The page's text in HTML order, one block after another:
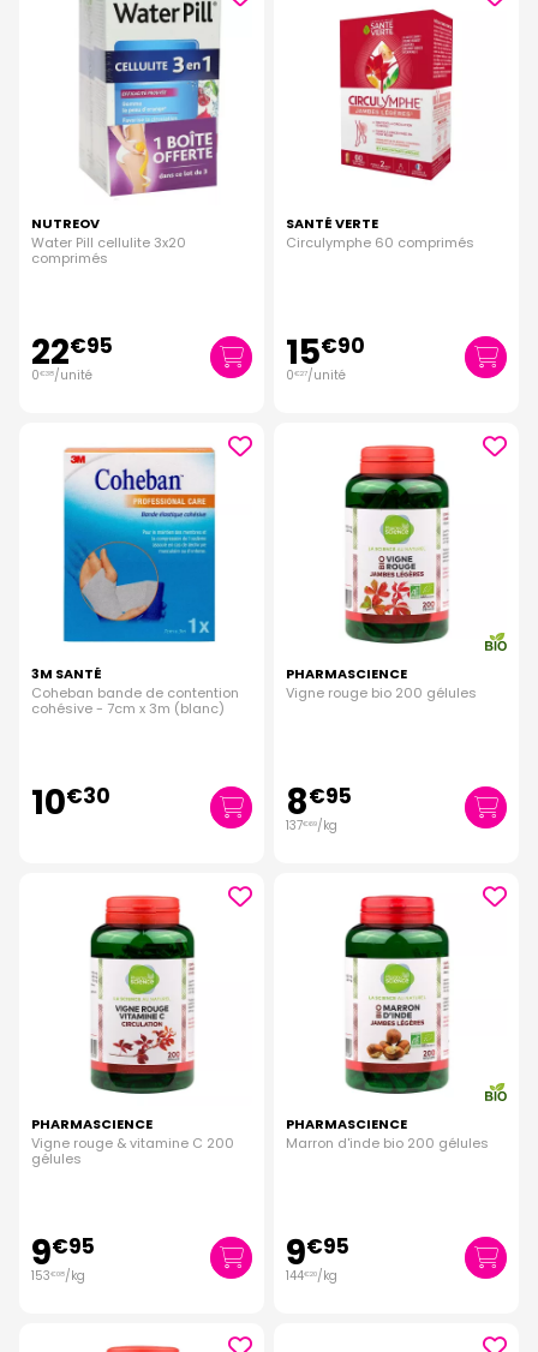
NUTREOV
Water Pill cellulite 3x20
comprimés
22€95
0€38/unité
SANTÉ VERTE
Circulymphe 60 comprimés
15€90
0€27/unité
3M SANTÉ
Coheban bande de contention
cohésive - 7cm x 3m (blanc)
10€30
PHARMASCIENCE
Vigne rouge bio 200 gélules
8€95
137€69/kg
PHARMASCIENCE
Vigne rouge & vitamine C 200
gélules
9€95
153€08/kg
PHARMASCIENCE
Marron d'inde bio 200 gélules
9€95
144€20/kg